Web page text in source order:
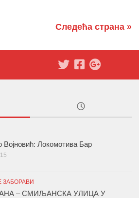
Следећа страна »
Војновић: Локомотива Бар
ЗАБОРАВИ
– СМИЉАНСКА УЛИЦА У